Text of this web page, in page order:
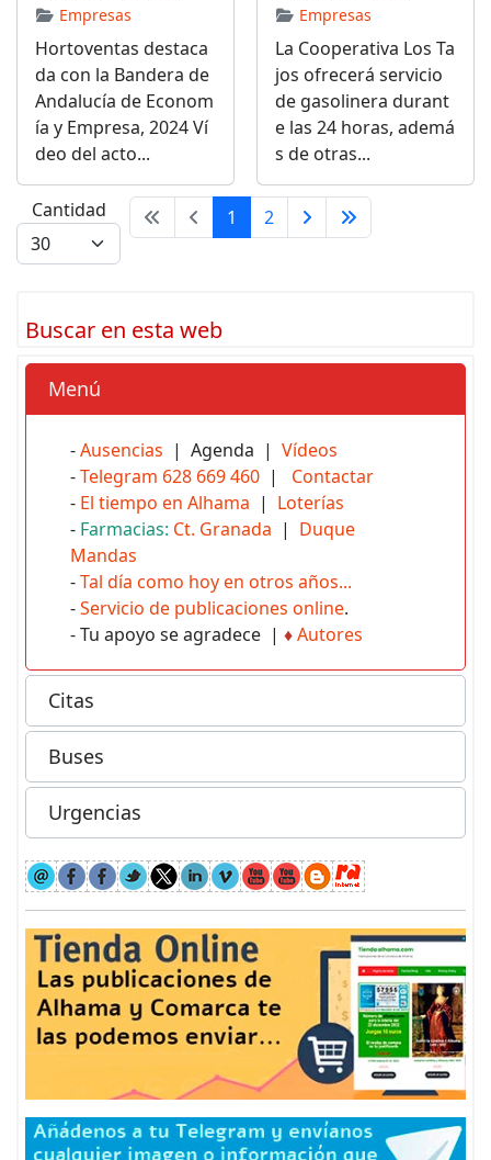
Empresas
Hortoventas destaca
da con la Bandera de
Andalucía de Econom
ía y Empresa, 2024 Ví
deo del acto...
Empresas
La Cooperativa Los Ta
jos ofrecerá servicio
de gasolinera durant
e las 24 horas, ademá
s de otras...
Cantidad 1 2
Buscar en esta web
Menú
-Ausencias | Agenda | Vídeos
-Telegram 628 669 460 | Contactar
- El tiempo en Alhama | Loterías
- Farmacias: Ct. Granada | Duque
Mandas
-Tal día como hoy en otros años...
-Servicio de publicaciones online.
- Tu apoyo se agradece | ♦Autores
Citas
Buses
Urgencias